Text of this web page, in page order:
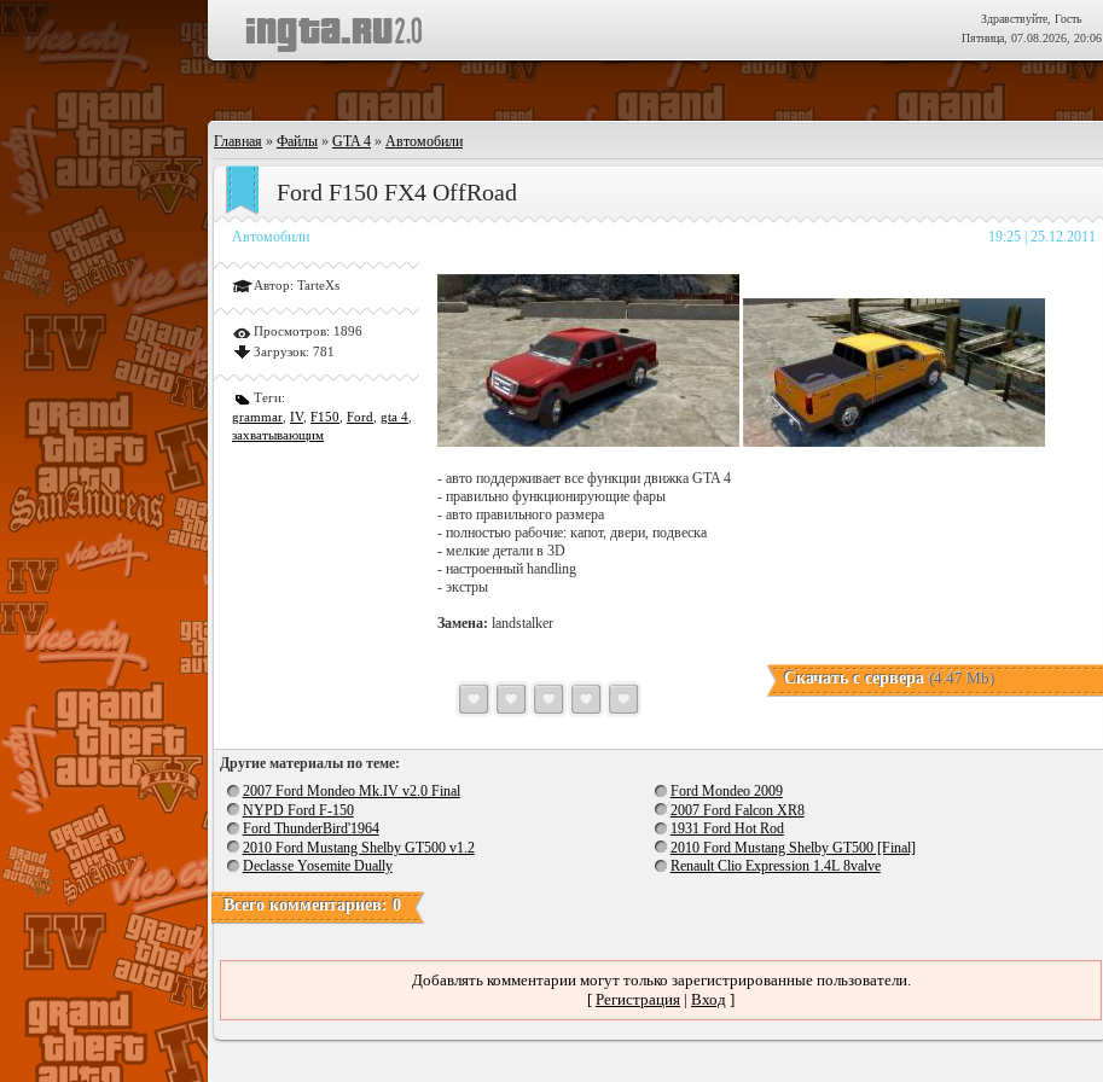
Здравствуйте, Гость
Пятница, 07.08.2026, 20:06
Главная » Файлы » GTA 4 » Автомобили
Ford F150 FX4 OffRoad
Автомобили 19:25 | 25.12.2011
Автор: TarteXs
Просмотров: 1896
Загрузок: 781
Теги:
grammar IV, F150 Ford gta 4
захватывающим
- авто поддерживает все функции движка GTA 4
- правильно функционирующие фары
- авто правильного размера
- полностью рабочие: капот, двери, подвеска
- мелкие детали в 3D
- настроенный handling
- экстры
Замена: landstalker
Скачать с сервера(4.47 Mb)
Другие материалы по теме:
2007 Ford Mondeo Mk.IV v2.0 Final
Ford Mondeo 2009
NYPD Ford F-150
2007 Ford Falcon XR8
Ford ThunderBird'1964
1931 Ford Hot Rod
2010 Ford Mustang Shelby GT500 v1.2
2010 Ford Mustang Shelby GT500 [Final]
Declasse Yosemite Dually
Renault Clio Expression 1.4L 8valve
Всего комментариев: 0
Добавлять комментарии могут только зарегистрированные пользователи.
[ Регистрация | Вход ]